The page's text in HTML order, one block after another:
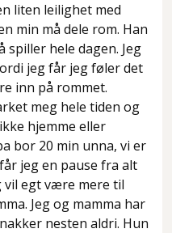
liten leilighet med
min må dele rom. Han
hele dagen. Jeg
jeg får jeg føler det
inn på rommet.
meg hele tiden og
hjemme eller
bor 20 min unna, vi er
jeg en pause fra alt
vil egt være mere til
Jeg og mamma har
nesten aldri. Hun